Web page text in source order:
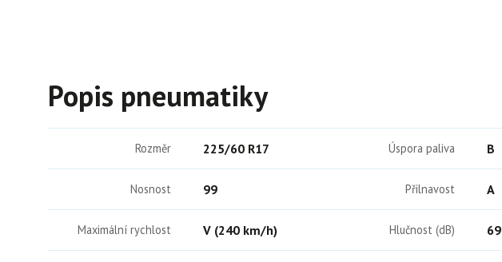
Popis pneumatiky
Rozměr 225/60 R17
Nosnost 99
Maximální rychlost V (240 km/h)
Úspora paliva B
Přilnavost A
Hlučnost (dB) 69